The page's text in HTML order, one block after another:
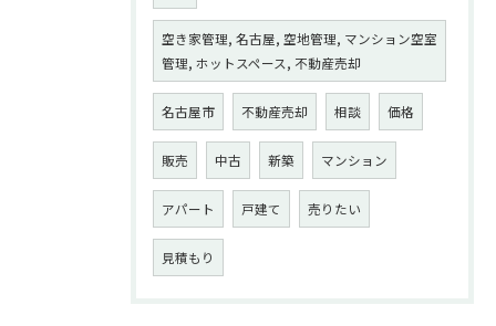
空き家管理, 名古屋, 空地管理, マンション空室
管理, ホットスペース, 不動産売却
名古屋市 不動産売却 相談 価格
販売 中古 新築 マンション
アパート 戸建て 売りたい
見積もり